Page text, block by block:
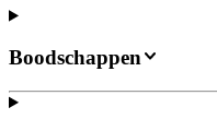
Boodschappen